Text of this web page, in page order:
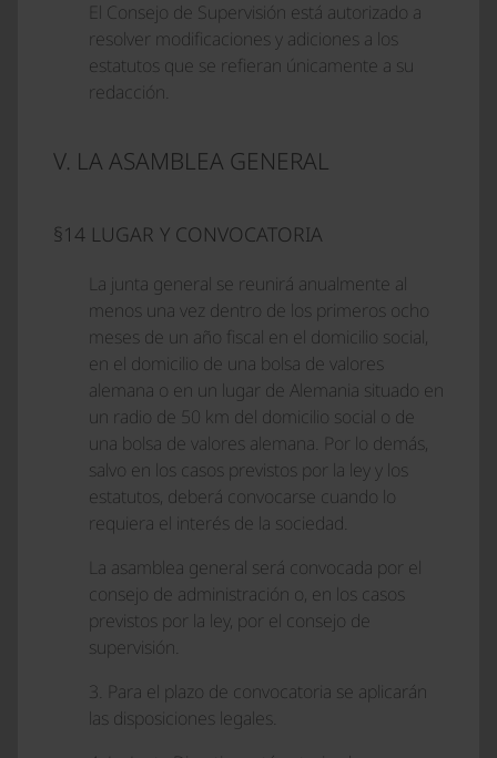
El Consejo de Supervisión está autorizado a
resolver modificaciones y adiciones a los
estatutos que se refieran únicamente a su
redacción.
V. LA ASAMBLEA GENERAL
§14 LUGAR Y CONVOCATORIA
La junta general se reunirá anualmente al
menos una vez dentro de los primeros ocho
meses de un año fiscal en el domicilio social,
en el domicilio de una bolsa de valores
alemana o en un lugar de Alemania situado en
un radio de 50 km del domicilio social o de
una bolsa de valores alemana. Por lo demás,
salvo en los casos previstos por la ley y los
estatutos, deberá convocarse cuando lo
requiera el interés de la sociedad.
La asamblea general será convocada por el
consejo de administración o, en los casos
previstos por la ley, por el consejo de
supervisión.
3. Para el plazo de convocatoria se aplicarán
las disposiciones legales.